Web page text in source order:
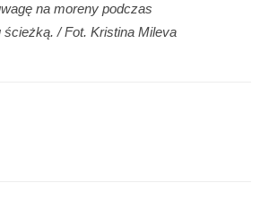
na moreny podczas
ścieżką. / Fot. Kristina Mileva